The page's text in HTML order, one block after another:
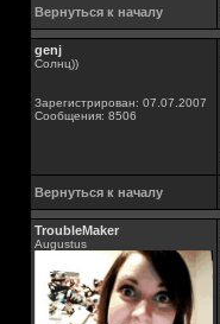
Вернуться к началу
genj
Солнц))
Зарегистрирован: 07.07.2007
Сообщения: 8506
Вернуться к началу
TroubleMaker
Augustus